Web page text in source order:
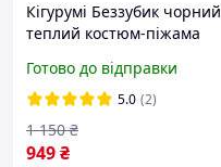
Кігурумі Беззубик чорний
теплий костюм-піжама
дітей та підлітків розміри
100-140
Готово до відправки
5.0 (2)
949₴
1 150 ₴